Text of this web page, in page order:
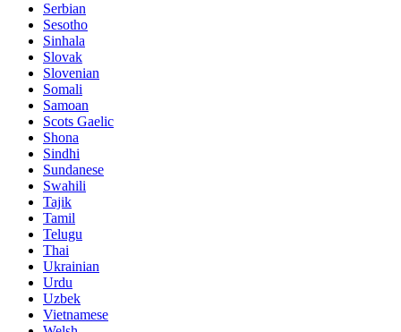
Serbian
Sesotho
Sinhala
Slovak
Slovenian
Somali
Samoan
Scots Gaelic
Shona
Sindhi
Sundanese
Swahili
Tajik
Tamil
Telugu
Thai
Ukrainian
Urdu
Uzbek
Vietnamese